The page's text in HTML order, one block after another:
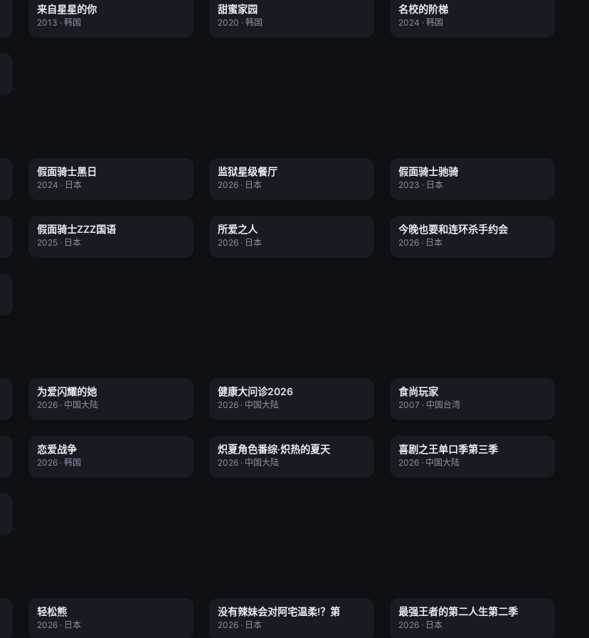
★ 0.0
来自星星的你
2013 · 韩国
★ 0.0
甜蜜家园
2020 · 韩国
★ 0.0
名校的阶梯
2024 · 韩国
★ 4.0
假面骑士黑日
2024 · 日本
★ 0.0
监狱星级餐厅
2026 · 日本
★ 5.7
假面骑士驰骑
2023 · 日本
★ 2.1
假面骑士ZZZ国语
2025 · 日本
★ 0.0
所爱之人
2026 · 日本
★ 0.0 更新至01集
今晚也要和连环杀手约会
2026 · 日本
★ 0.0 更新至20260701期加更
为爱闪耀的她
2026 · 中国大陆
★ 0.0
健康大问诊2026
2026 · 中国大陆
★ 8.0
食尚玩家
2007 · 中国台湾
★ 0.0
恋爱战争
2026 · 韩国
★ 0.0 更新至20260701期
炽夏角色番综·炽热的夏天
2026 · 中国大陆
★ 0.0更新至20260703期第1期纯享上集
喜剧之王单口季第三季
2026 · 中国大陆
★ 0.0
轻松熊
2026 · 日本
★ 0.0 全12集
没有辣妹会对阿宅温柔!？第
2026 · 日本
★ 0.0
最强王者的第二人生第二季
2026 · 日本
废柴风纪委员与裙子长度不合规的